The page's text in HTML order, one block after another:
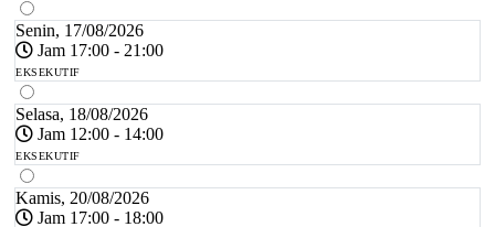
Senin, 17/08/2026
Jam 17:00 - 21:00
EKSEKUTIF
Selasa, 18/08/2026
Jam 12:00 - 14:00
EKSEKUTIF
Kamis, 20/08/2026
Jam 17:00 - 18:00